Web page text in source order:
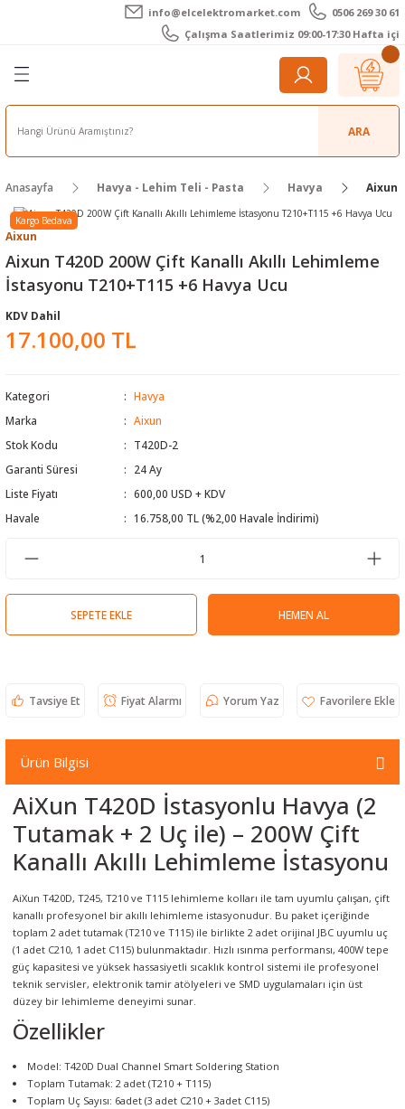
info@elcelektromarket.com
0506 269 30 61
Çalışma Saatlerimiz 09:00-17:30 Hafta içi
Geri Dön
Geri Dön
Cihazı
Cihazları
Geri Dön
Kameralar
Geri Dön
Cihazları
Cihazları
Geri Dön
Teli - Pasta
Geri Dön
ARA
Anasayfa Havya - Lehim Teli - Pasta Havya Aixun
Kargo Bedava
Aixun
Aixun T420D 200W Çift Kanallı Akıllı Lehimleme
İstasyonu T210+T115 +6 Havya Ucu
KDV Dahil
17.100,00 TL
Kategori
Havya
Marka
Aixun
Stok Kodu
T420D-2
Garanti Süresi
24 Ay
Liste Fiyatı
600,00 USD + KDV
Havale
16.758,00 TL (%2,00 Havale İndirimi)
SEPETE EKLE HEMEN AL
Tavsiye Et Fiyat Alarmı Yorum Yaz
Ürün Bilgisi
AiXun T420D İstasyonlu Havya (2
Tutamak + 2 Uç ile) – 200W Çift
Kanallı Akıllı Lehimleme İstasyonu
AiXun T420D, T245, T210 ve T115 lehimleme kolları ile tam uyumlu çalışan, çift
kanallı profesyonel bir akıllı lehimleme istasyonudur. Bu paket içeriğinde
toplam 2 adet tutamak (T210 ve T115) ile birlikte 2 adet orijinal JBC uyumlu uç
(1 adet C210, 1 adet C115) bulunmaktadır. Hızlı ısınma performansı, 400W tepe
güç kapasitesi ve yüksek hassasiyetli sıcaklık kontrol sistemi ile profesyonel
teknik servisler, elektronik tamir atölyeleri ve SMD uygulamaları için üst
düzey bir lehimleme deneyimi sunar.
Özellikler
Model: T420D Dual Channel Smart Soldering Station
Toplam Tutamak: 2 adet (T210 + T115)
Toplam Uç Sayısı: 6adet (3 adet C210 + 3adet C115)